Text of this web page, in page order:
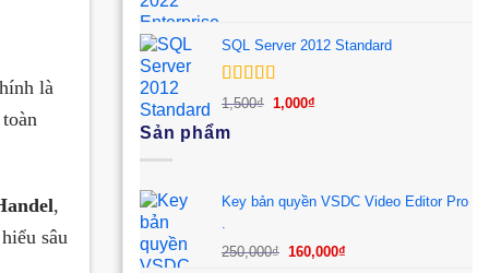
là
,
sâu
1,500₫.
là:
SQL Server 2012 Standard
Được xếp
hạng
5.00
sao
1,500₫ Giá
1,000₫Giá
1,000₫.
Sản phẩm
Key bản quyền VSDC Video Editor Pro
250,000₫ Giá
160,000₫Giá